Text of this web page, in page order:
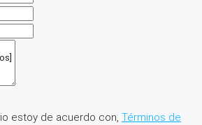
estoy de acuerdo con, Términos de